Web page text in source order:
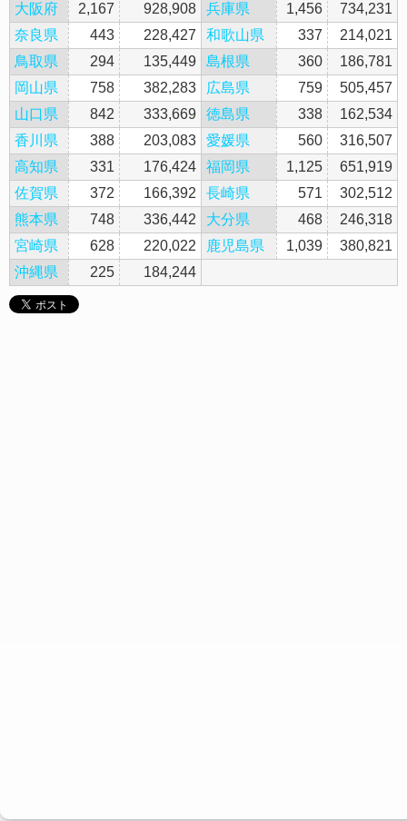
大阪府 2,167 928,908 兵庫県 1,456
734,231
奈良県
443 228,427 和歌山県 337
214,021
鳥取県
294 135,449 島根県 360
186,781
岡山県
758 382,283 広島県 759
505,457
山口県
842 333,669 徳島県 338
162,534
香川県
388 203,083 愛媛県 560
316,507
高知県
331 176,424 福岡県 1,125
651,919
佐賀県
372 166,392 長崎県 571
302,512
熊本県
748 336,442 大分県 468
246,318
宮崎県
628 220,022 鹿児島県 1,039
380,821
沖縄県
225 184,244